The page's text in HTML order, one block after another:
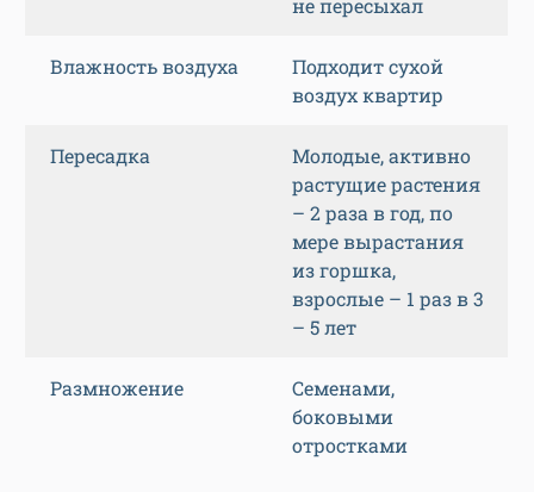
не пересыхал
Влажность воздуха
Подходит сухой
воздух квартир
Пересадка
Молодые, активно
растущие растения
– 2 раза в год, по
мере вырастания
из горшка,
взрослые – 1 раз в 3
– 5 лет
Размножение
Семенами,
боковыми
отростками